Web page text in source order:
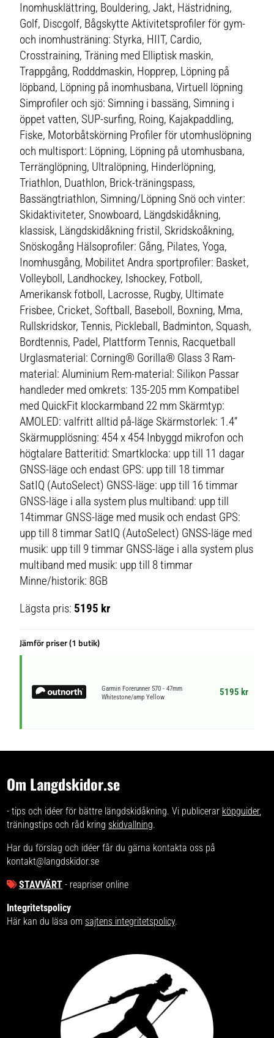
Inomhusklättring, Bouldering, Jakt, Hästridning,
Golf, Discgolf, Bågskytte Aktivitetsprofiler för gym-
och inomhusträning: Styrka, HIIT, Cardio,
Crosstraining, Träning med Elliptisk maskin,
Trappgång, Rodddmaskin, Hopprep, Löpning på
löpband, Löpning på inomhusbana, Virtuell löpning
Simprofiler och sjö: Simning i bassäng, Simning i
öppet vatten, SUP-surfing, Roing, Kajakpaddling,
Fiske, Motorbåtskörning Profiler för utomhuslöpning
och multisport: Löpning, Löpning på utomhusbana,
Terränglöpning, Ultralöpning, Hinderlöpning,
Triathlon, Duathlon, Brick-träningspass,
Bassängtriathlon, Simning/Löpning Snö och vinter:
Skidaktiviteter, Snowboard, Längdskidåkning,
klassisk, Längdskidåkning fristil, Skridskoåkning,
Snöskogång Hälsoprofiler: Gång, Pilates, Yoga,
Inomhusgång, Mobilitet Andra sportprofiler: Basket,
Volleyboll, Landhockey, Ishockey, Fotboll,
Amerikansk fotboll, Lacrosse, Rugby, Ultimate
Frisbee, Cricket, Softball, Baseboll, Boxning, Mma,
Rullskridskor, Tennis, Pickleball, Badminton, Squash,
Bordtennis, Padel, Plattform Tennis, Racquetball
Urglasmaterial: Corning® Gorilla® Glass 3 Ram-
material: Aluminium Rem-material: Silikon Passar
handleder med omkrets: 135-205 mm Kompatibel
med QuickFit klockarmband 22 mm Skärmtyp:
AMOLED: valfritt alltid på-läge Skärmstorlek: 1.4”
Skärmupplösning: 454 x 454 Inbyggd mikrofon och
högtalare Batteritid: Smartklocka: upp till 11 dagar
GNSS-läge och endast GPS: upp till 18 timmar
SatIQ (AutoSelect) GNSS-läge: upp till 16 timmar
GNSS-läge i alla system plus multiband: upp till
14timmar GNSS-läge med musik och endast GPS:
upp till 8 timmar SatIQ (AutoSelect) GNSS-läge med
musik: upp till 9 timmar GNSS-läge i alla system plus
multiband med musik: upp till 8 timmar
Minne/historik: 8GB
Lägsta pris: 5195 kr
Jämför priser (1 butik)
Garmin Forerunner 570 - 47mm
Whitestone/amp Yellow
5195 kr
Om Langdskidor.se
- tips och idéer för bättre längdskidåkning. Vi publicerar köpguider,
träningstips och råd kring skidvallning.
Har du förslag och idéer får du gärna kontakta oss på
kontakt@langdskidor.se
STAVVÄRT - reapriser online
Integritetspolicy
Här kan du läsa om sajtens integritetspolicy.